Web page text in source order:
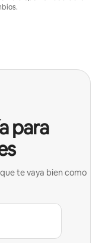
para
te vaya bien como